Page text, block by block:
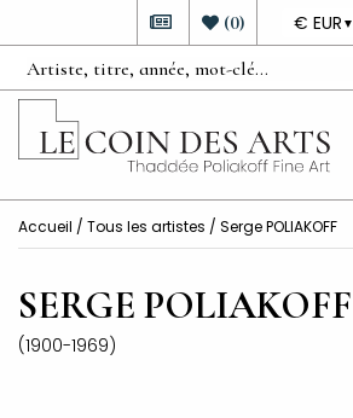
DEVISE
€ EUR ▼
(0)
Accueil / Tous les artistes / Serge POLIAKOFF
SERGE POLIAKOFF
(1900-1969)